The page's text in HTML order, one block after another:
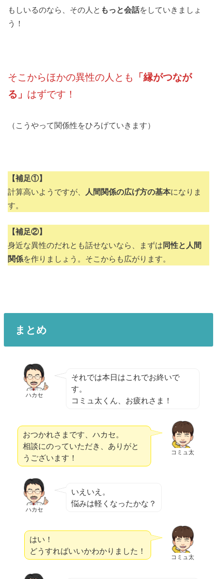
もしいるのなら、その人と もっと会話をしていきましょ
う！
そこからほかの異性の人とも
「縁がつなが
る」 はずです！
（こうやって関係性をひろげていきます）
【補足①】
計算高いようですが、
人間関係の広げ方の基本になりま
す。
【補足②】
身近な異性のだれとも話せないなら、まずは 同性と人間
関係を作りましょう。そこからも広がります。
まとめ
ハカセ
それでは本日はこれでお終いで
す。
コミュ太くん、お疲れさま！
コミュ太
おつかれさまです、ハカセ。
相談にのっていただき、ありがと
うございます！
ハカセ
いえいえ。
悩みは軽くなったかな？
コミュ太
はい！
どうすればいいかわかりました！